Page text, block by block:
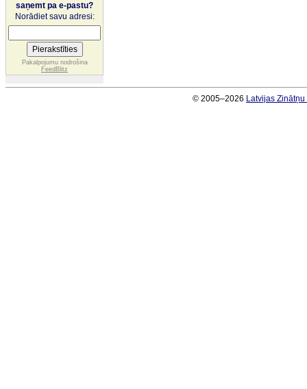
saņemt pa e-pastu?
Norādiet savu adresi:
Pakalpojumu nodrošina
FeedBlitz
© 2005–2026 Latvijas